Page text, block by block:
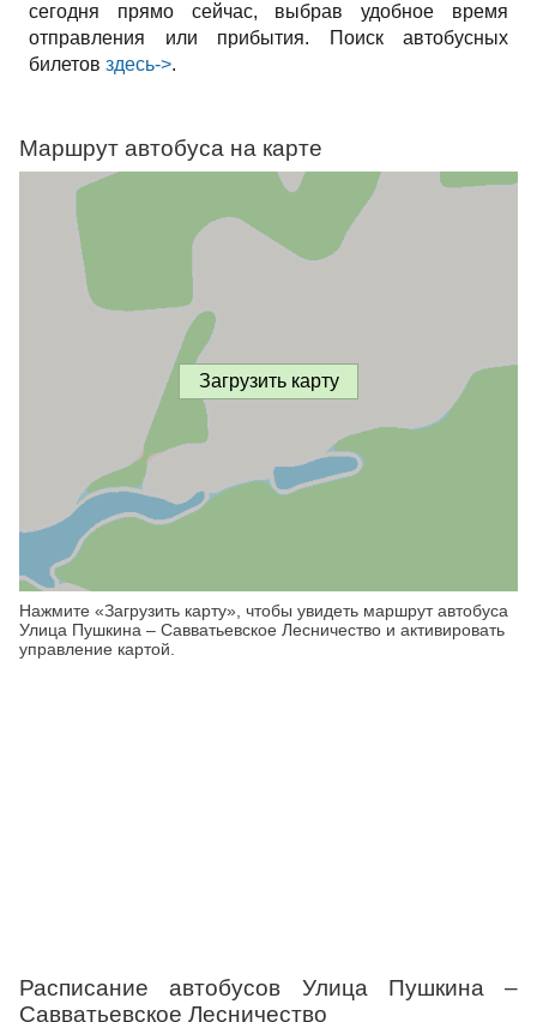
сегодня прямо сейчас, выбрав удобное время
отправления или прибытия. Поиск автобусных
билетов здесь->.
Маршрут автобуса на карте
Загрузить карту
Нажмите «Загрузить карту», чтобы увидеть маршрут автобуса
Улица Пушкина – Савватьевское Лесничество и активировать
управление картой.
Расписание автобусов Улица Пушкина –
Савватьевское Лесничество